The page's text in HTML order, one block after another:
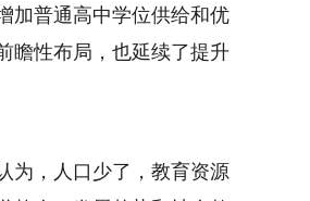
普通高中学位供给和优
瞻性布局，也延续了提升
，人口少了，教育资源